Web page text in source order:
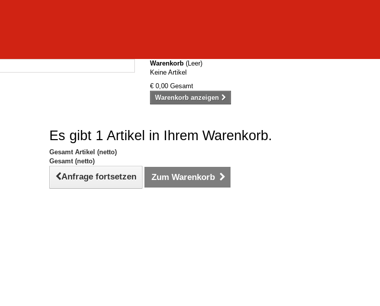
Warenkorb (Leer)
Keine Artikel
€ 0,00 Gesamt
Warenkorb anzeigen
Es gibt 1 Artikel in Ihrem Warenkorb.
Gesamt Artikel (netto)
Gesamt (netto)
Anfrage fortsetzen Zum Warenkorb